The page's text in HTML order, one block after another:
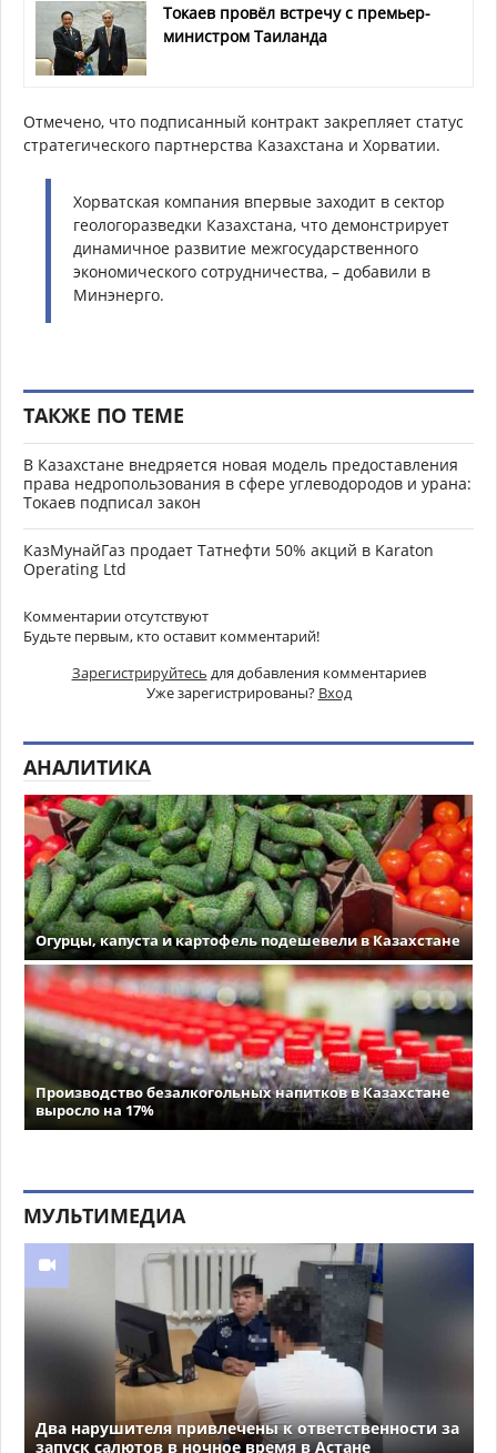
Токаев провёл встречу с премьер-
министром Таиланда
Отмечено, что подписанный контракт закрепляет статус
стратегического партнерства Казахстана и Хорватии.
Хорватская компания впервые заходит в сектор
геологоразведки Казахстана, что демонстрирует
динамичное развитие межгосударственного
экономического сотрудничества, – добавили в
Минэнерго.
ТАКЖЕ ПО ТЕМЕ
В Казахстане внедряется новая модель предоставления
права недропользования в сфере углеводородов и урана:
Токаев подписал закон
КазМунайГаз продает Татнефти 50% акций в Karaton
Operating Ltd
Комментарии отсутствуют
Будьте первым, кто оставит комментарий!
Зарегистрируйтесь для добавления комментариев
Уже зарегистрированы? Вход
АНАЛИТИКА
Огурцы, капуста и картофель подешевели в Казахстане
Производство безалкогольных напитков в Казахстане
выросло на 17%
МУЛЬТИМЕДИА
Два нарушителя привлечены к ответственности за
запуск салютов в ночное время в Астане